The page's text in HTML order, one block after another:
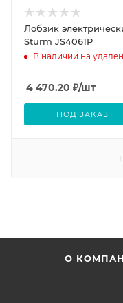
Лобзик
Sturm JS4061P
В наличии на
4 470.20 ₽/шт
ПОД ЗАКАЗ
О